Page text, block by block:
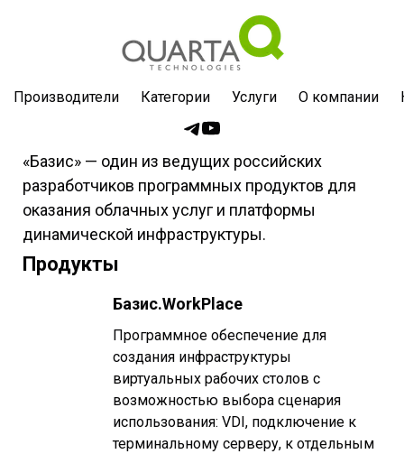
Производители Категории Услуги О компании
«Базис» — один из ведущих российских
разработчиков программных продуктов для
оказания облачных услуг и платформы
динамической инфраструктуры.
Продукты
Базис.WorkPlace
Программное обеспечение для
создания инфраструктуры
виртуальных рабочих столов с
возможностью выбора сценария
использования: VDI, подключение к
терминальному серверу, к отдельным